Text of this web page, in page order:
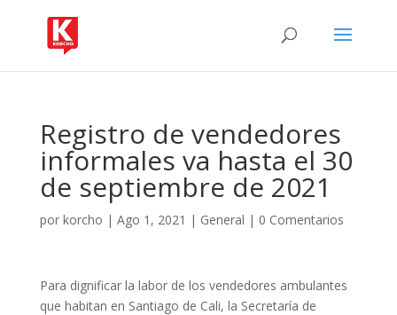
Registro de vendedores
informales va hasta el 30
de septiembre de 2021
por korcho | Ago 1, 2021 | General | 0 Comentarios
Para dignificar la labor de los vendedores ambulantes
que habitan en Santiago de Cali, la Secretaría de